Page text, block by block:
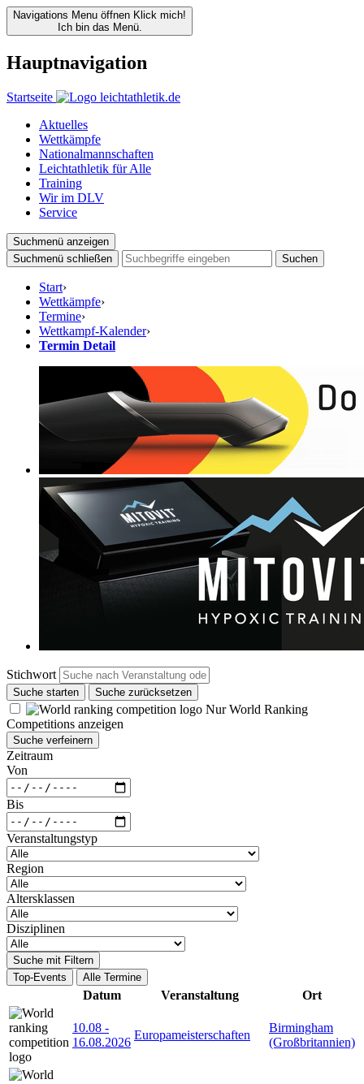
Navigations Menu öffnen Klick mich!
Ich bin das Menü.
Hauptnavigation
Startseite
Aktuelles
Wettkämpfe
Nationalmannschaften
Leichtathletik für Alle
Training
Wir im DLV
Service
Suchmenü anzeigen
Suchmenü schließen
Suchen
Start›
Wettkämpfe›
Termine›
Wettkampf-Kalender›
Termin Detail
Stichwort
Suche starten Suche zurücksetzen
Nur World Ranking
Competitions anzeigen
Suche verfeinern
Zeitraum
Von
Bis
Veranstaltungstyp
Region
Altersklassen
Disziplinen
Suche mit Filtern
Top-Events
Alle Termine
Datum Veranstaltung Ort
10.08 -
16.08.2026
Europameisterschaften
Birmingham
(Großbritannien)